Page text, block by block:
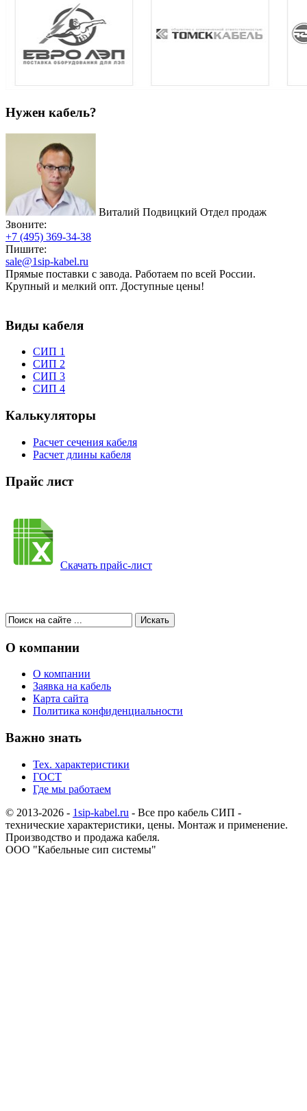
Нужен кабель?
Виталий Подвицкий Отдел продаж
Звоните:
+7 (495) 369-34-38
Пишите:
sale@1sip-kabel.ru
Прямые поставки с завода. Работаем по всей России.
Крупный и мелкий опт. Доступные цены!
Виды кабеля
СИП 1
СИП 2
СИП 3
СИП 4
Калькуляторы
Расчет сечения кабеля
Расчет длины кабеля
Прайс лист
Скачать прайс-лист
О компании
О компании
Заявка на кабель
Карта сайта
Политика конфиденциальности
Важно знать
Тех. характеристики
ГОСТ
Где мы работаем
© 2013-2026 - 1sip-kabel.ru - Все про кабель СИП -
технические характеристики, цены. Монтаж и применение.
Производство и продажа кабеля.
ООО "Кабельные сип системы"